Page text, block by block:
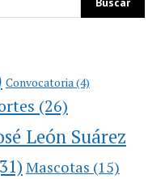
Convocatoria (4)
(26)
León Suárez
Mascotas (15)